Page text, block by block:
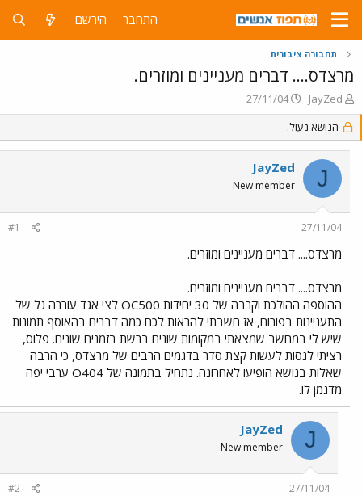
התחבר הירשם
תחבורה ציבורית
מרצדס.... דברים מעניינים ומוזרים.
פ
ו
ת
ח
נ
ו
א
JayZed
פ
ו
ר
ס
ב
ת
ר
27/11/04
הנושא נעול.
J
JayZed
New member
27/11/04
#1
מרצדס.... דברים מעניינים ומוזרים.
מרצדס.... דברים מעניינים ומוזרים.
ההוספה ההולכת וקרבה של 30 יחידות OC500 לצי אגד עוררה גל של
התעניינות בפורום, אז חשבתי להראות לכם כמה דברים בהאוסף תמונות
שיש לי במחשב שמצאתי במקומות שונים ברשת בזמנים שונים. פלוס,
רציתי לנסות לעשות קצת סדר בדגמים הרבים של מרצדס, כי הרבה
שאלות בנושא הופיעו לאחרונה. נתחיל בתמונה של O404 ערבי יפה
מדגמן לו.
J
JayZed
New member
27/11/04
#2